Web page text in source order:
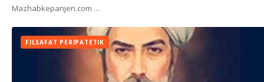
Mazhabkepanjen.com …
FILSAFAT PERIPATETIK